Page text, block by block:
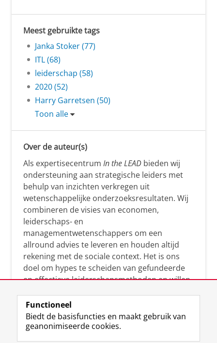
Meest gebruikte tags
Janka Stoker (77)
ITL (68)
leiderschap (58)
2020 (52)
Harry Garretsen (50)
Toon alle
Over de auteur(s)
Als expertisecentrum In the LEAD bieden wij
ondersteuning aan strategische leiders met
behulp van inzichten verkregen uit
wetenschappelijke onderzoeksresultaten. Wij
combineren de visies van economen,
leiderschaps- en
managementwetenschappers om een
allround advies te leveren en houden altijd
rekening met de sociale context. Het is ons
doel om hypes te scheiden van gefundeerde
en effectieve leiderschapsmethoden en willen
manier te reageren op economische en
maatschappelijke kwesties. Samen tillen wij
het leiderschap in uw organisatie naar een
Functioneel
Biedt de basisfuncties en maakt gebruik van
geanonimiseerde cookies.